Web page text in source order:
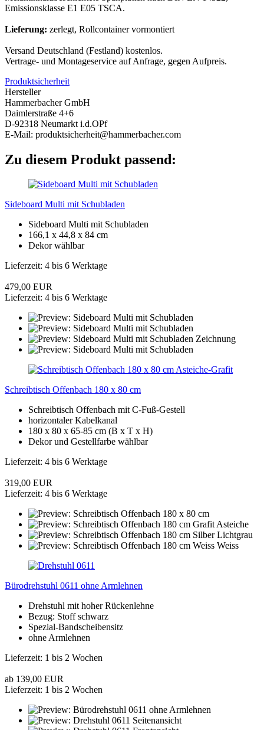
Emissionsklasse E1 E05 TSCA.
Lieferung: zerlegt, Rollcontainer vormontiert
Versand Deutschland (Festland) kostenlos.
Vertrage- und Montageservice auf Anfrage, gegen Aufpreis.
Produktsicherheit
Hersteller
Hammerbacher GmbH
Daimlerstraße 4+6
D-92318 Neumarkt i.d.OPf
E-Mail: produktsicherheit@hammerbacher.com
Zu diesem Produkt passend:
Sideboard Multi mit Schubladen
Sideboard Multi mit Schubladen
166,1 x 44,8 x 84 cm
Dekor wählbar
Lieferzeit: 4 bis 6 Werktage
479,00 EUR
Lieferzeit: 4 bis 6 Werktage
Schreibtisch Offenbach 180 x 80 cm
Schreibtisch Offenbach mit C-Fuß-Gestell
horizontaler Kabelkanal
180 x 80 x 65-85 cm (B x T x H)
Dekor und Gestellfarbe wählbar
Lieferzeit: 4 bis 6 Werktage
319,00 EUR
Lieferzeit: 4 bis 6 Werktage
Bürodrehstuhl 0611 ohne Armlehnen
Drehstuhl mit hoher Rückenlehne
Bezug: Stoff schwarz
Spezial-Bandscheibensitz
ohne Armlehnen
Lieferzeit: 1 bis 2 Wochen
ab 139,00 EUR
Lieferzeit: 1 bis 2 Wochen